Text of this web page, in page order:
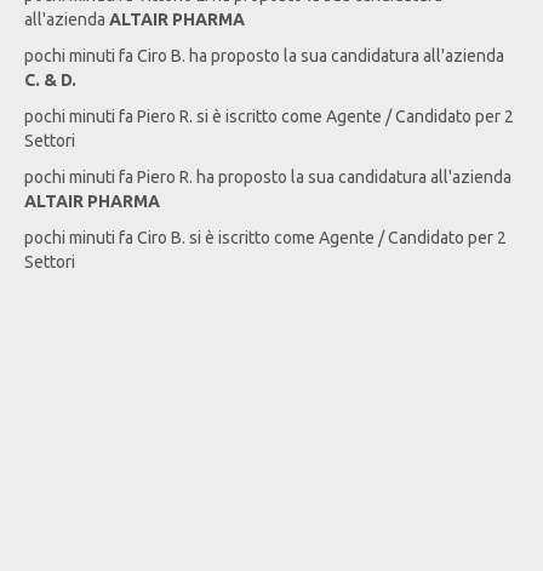
all'azienda ALTAIR PHARMA
pochi minuti fa Ciro B. ha proposto la sua candidatura all'azienda
C. & D.
pochi minuti fa Piero R. si è iscritto come Agente / Candidato per 2
Settori
pochi minuti fa Piero R. ha proposto la sua candidatura all'azienda
ALTAIR PHARMA
pochi minuti fa Ciro B. si è iscritto come Agente / Candidato per 2
Settori